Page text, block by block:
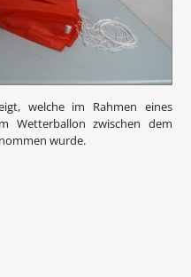
welche im Rahmen eines
Wetterballon zwischen dem
wurde.